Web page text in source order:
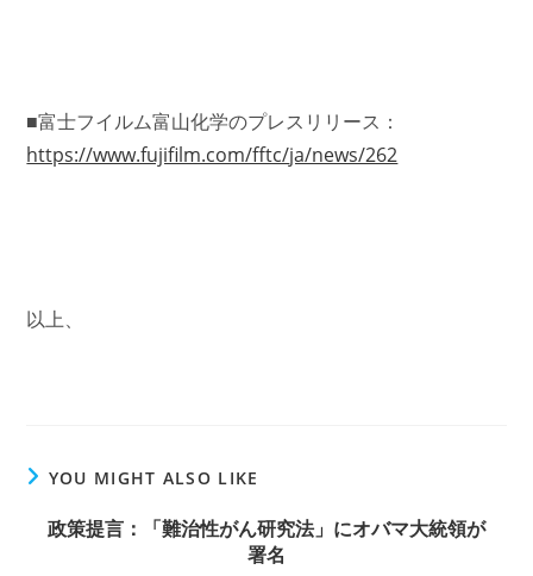
■富士フイルム富山化学のプレスリリース：
https://www.fujifilm.com/fftc/ja/news/262
以上、
YOU MIGHT ALSO LIKE
政策提言：「難治性がん研究法」にオバマ大統領が
署名